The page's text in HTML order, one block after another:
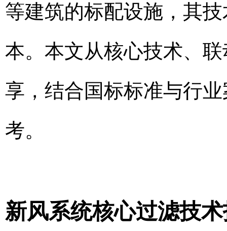
等建筑的标配设施，其
本。本文从核心技术、
享，结合国标标准与行
考。
新风系统核心过滤技